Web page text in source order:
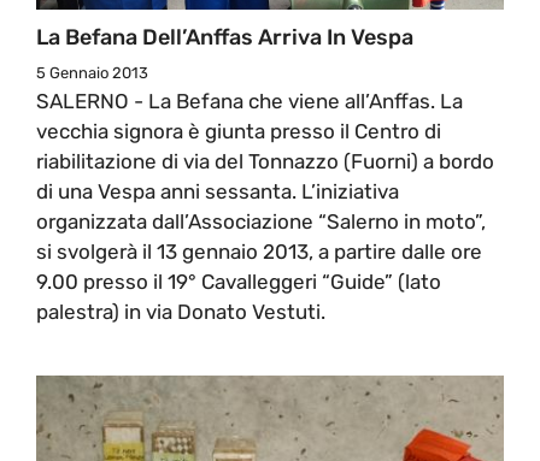
La Befana Dell’Anffas Arriva In Vespa
5 Gennaio 2013
SALERNO - La Befana che viene all’Anffas. La
vecchia signora è giunta presso il Centro di
riabilitazione di via del Tonnazzo (Fuorni) a bordo
di una Vespa anni sessanta. L’iniziativa
organizzata dall’Associazione “Salerno in moto”,
si svolgerà il 13 gennaio 2013, a partire dalle ore
9.00 presso il 19° Cavalleggeri “Guide” (lato
palestra) in via Donato Vestuti.